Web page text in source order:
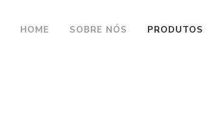
HOME SOBRE NÓS PRODUTOS